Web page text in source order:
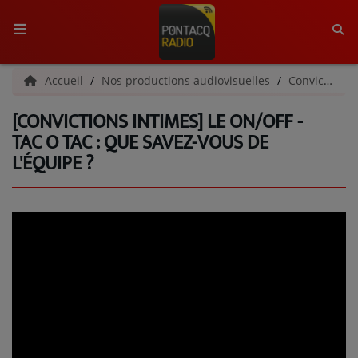
ACCUEIL
RADIO
QUI SOMMES-NOUS ?
L'ÉQUIPE
Accueil Nos productions audiovisuelles Convictions Intimes
[CONVICTIONS INTIMES] LE ON/OFF -
TAC O TAC : QUE SAVEZ-VOUS DE
L'ÉQUIPE ?